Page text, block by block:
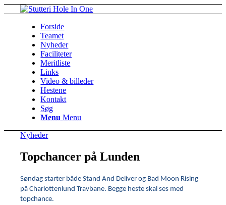
Forside
Teamet
Nyheder
Faciliteter
Meritliste
Links
Video & billeder
Hestene
Kontakt
Søg
Menu Menu
Nyheder
Topchancer på Lunden
Søndag starter både Stand And Deliver og Bad Moon Rising
på Charlottenlund Travbane. Begge heste skal ses med
topchance.